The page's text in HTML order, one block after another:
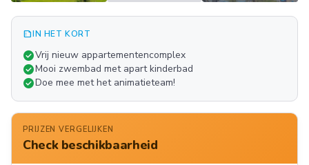
summarizeIN HET KORT
check_circleVrij nieuw appartementencomplex
check_circleMooi zwembad met apart kinderbad
check_circleDoe mee met het animatieteam!
PRIJZEN VERGELIJKEN
Check beschikbaarheid